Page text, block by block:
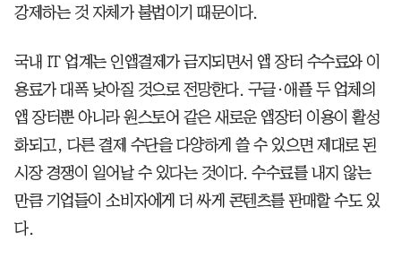
강제하는 것 자체가 불법이기 때문이다.
국내 IT 업계는 인앱결제가 금지되면서 앱 장터 수수료와 이
용료가 대폭 낮아질 것으로 전망한다. 구글·애플 두 업체의
앱 장터뿐 아니라 원스토어 같은 새로운 앱장터 이용이 활성
화되고, 다른 결제 수단을 다양하게 쓸 수 있으면 제대로 된
시장 경쟁이 일어날 수 있다는 것이다. 수수료를 내지 않는
만큼 기업들이 소비자에게 더 싸게 콘텐츠를 판매할 수도 있
다.